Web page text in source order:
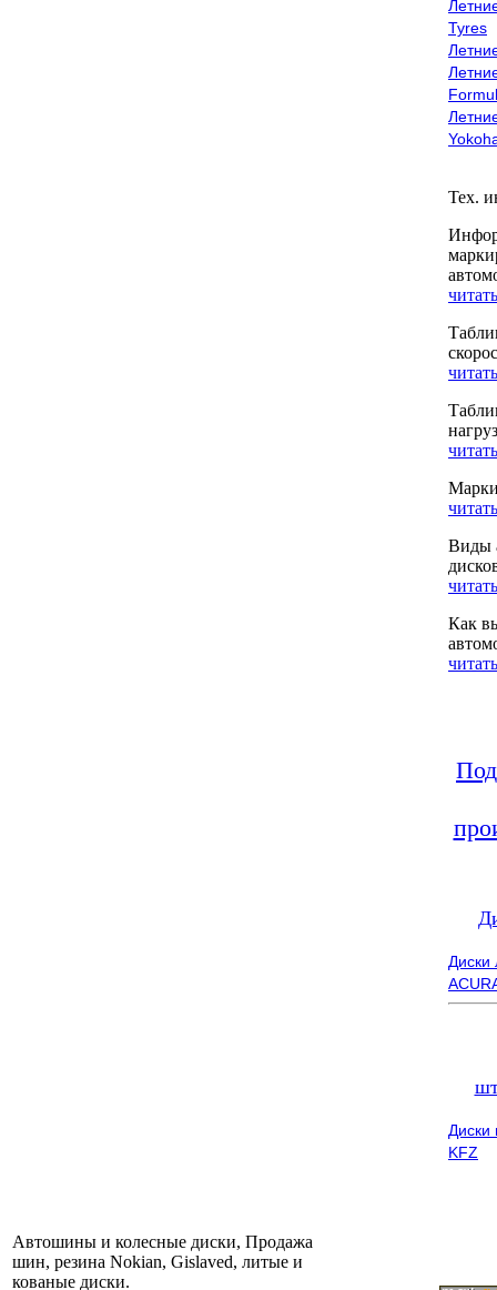
Tyres
Тех.
Виды
Как
Диски
KFZ
Автошины и колесные диски, Продажа
шин, резина Nokian, Gislaved, литые и
кованые диски.